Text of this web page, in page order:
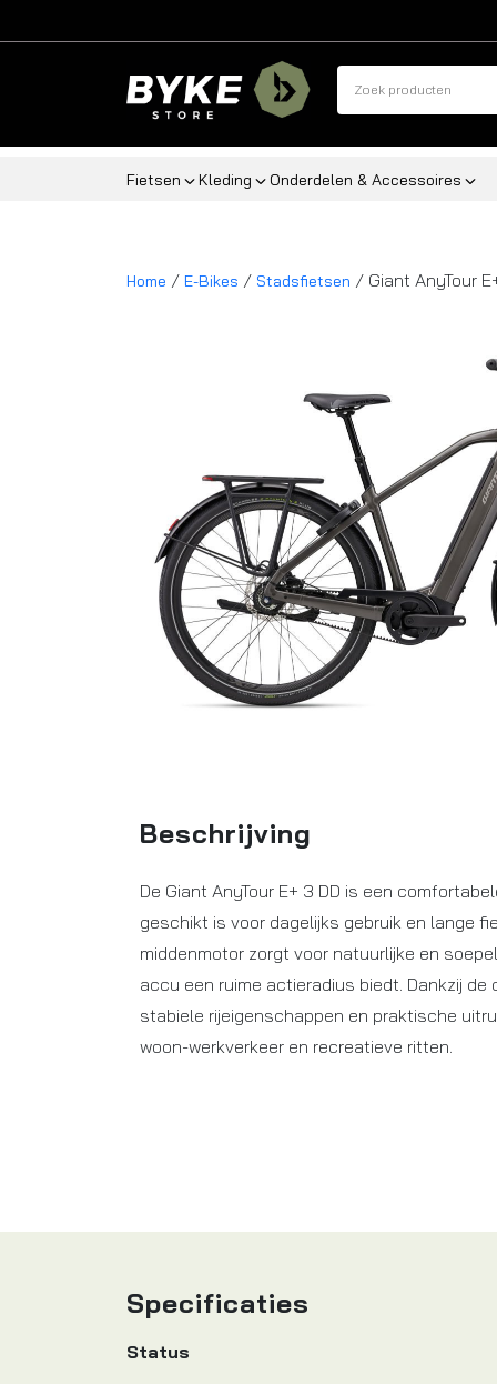
Fietsen Kleding Onderdelen & Accessoires
Home / E-Bikes / Stadsfietsen / Giant AnyTour
Beschrijving
De Giant AnyTour E+ 3 DD is een
geschikt is voor dagelijks gebruik en lange
middenmotor zorgt voor natuurlijke en
accu een ruime actieradius biedt. Dankzij
stabiele rijeigenschappen en praktische
woon-werkverkeer en recreatieve ritten.
Specificaties
Status